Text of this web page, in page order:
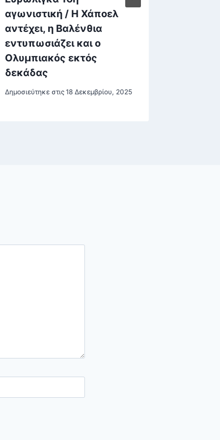
αγωνιστική / Η Χάποελ
αντέχει, η Βαλένθια
εντυπωσιάζει και ο
Ολυμπιακός εκτός
δεκάδας
Δημοσιεύτηκε στις 18 Δεκεμβρίου, 2025